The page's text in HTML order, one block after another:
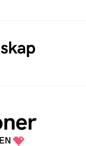
att bli en
eller